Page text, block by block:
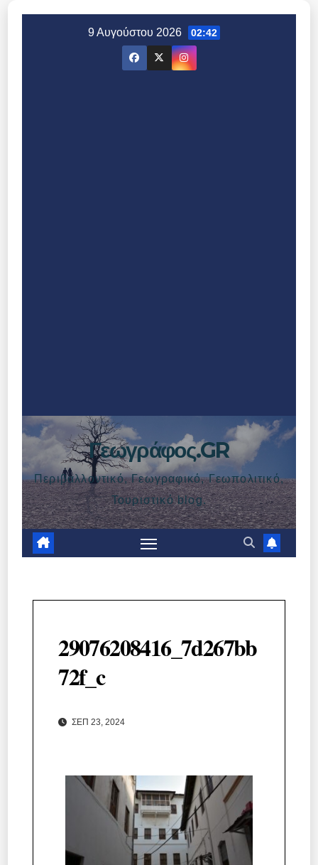
9 Αυγούστου 2026 02:42
Γεωγράφος.GR
Περιβαλλοντικό, Γεωγραφικό, Γεωπολιτικό,
Τουριστικό blog.
29076208416_7d267bb
72f_c
ΣΕΠ 23, 2024